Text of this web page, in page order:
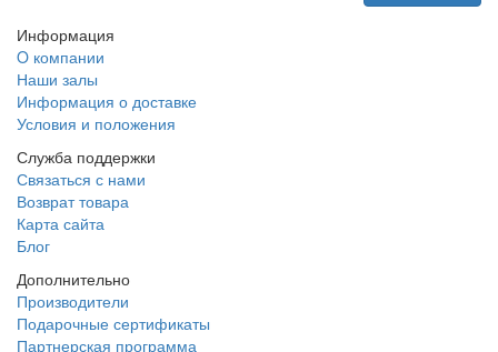
Информация
O компании
Наши залы
Информация о доставке
Условия и положения
Служба поддержки
Связаться с нами
Возврат товара
Карта сайта
Блог
Дополнительно
Производители
Подарочные сертификаты
Партнерская программа